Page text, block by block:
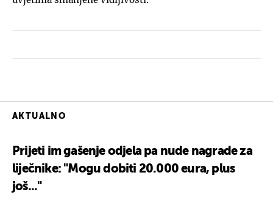
AKTUALNO
Prijeti im gašenje odjela pa nude nagrade za
liječnike: "Mogu dobiti 20.000 eura, plus
još..."